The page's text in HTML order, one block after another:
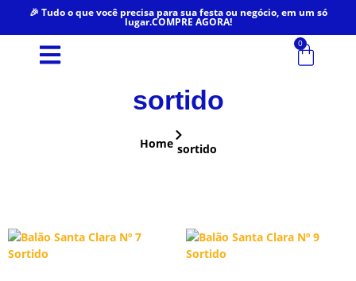
🎉 Tudo o que você precisa para sua festa ou negócio, em um só
lugar.COMPRE AGORA!
0
sortido
Home sortido